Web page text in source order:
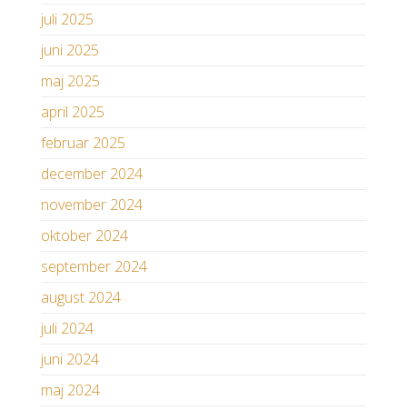
juli 2025
juni 2025
maj 2025
april 2025
februar 2025
december 2024
november 2024
oktober 2024
september 2024
august 2024
juli 2024
juni 2024
maj 2024